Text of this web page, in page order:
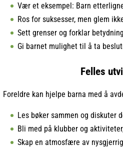
Vær et eksempel: Barn
Ros for suksesser, men glem
Sett grenser og forklar
Gi barnet mulighet til å ta
Felles
Foreldre kan hjelpe barna med å
Les bøker sammen og diskuter
Bli med på klubber og
Skap en atmosfære av